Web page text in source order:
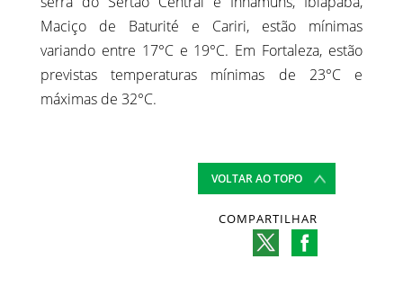
Maciço de Baturité e Cariri, estão mínimas
variando entre 17°C e 19°C. Em Fortaleza, estão
previstas temperaturas mínimas de 23°C e
máximas de 32°C.
VOLTAR AO TOPO
COMPARTILHAR